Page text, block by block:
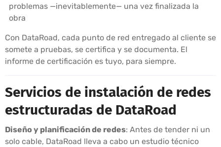
problemas —inevitablemente— una vez finalizada la
obra
Con DataRoad, cada punto de red entregado al cliente se
somete a pruebas, se certifica y se documenta. El
informe de certificación es tuyo, para siempre.
Servicios de instalación de redes
estructuradas de DataRoad
Diseño y planificación de redes: Antes de tender ni un
solo cable, DataRoad lleva a cabo un estudio técnico